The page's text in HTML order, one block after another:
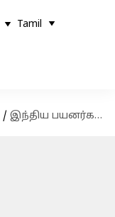
Tamil
/ இந்திய பயனர்களுக்காக கூகிள் மேப்ஸ் 10 புதிய அம்சங்களைச் சேர்த்துள்ளது